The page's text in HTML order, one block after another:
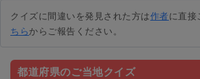
クイズに間違いを発見された方は作者に直接
ちらからご報告ください。
都道府県のご当地クイズ